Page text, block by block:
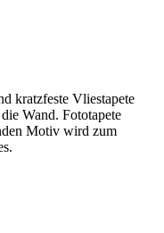
kratzfeste Vliestapete
Wand. Fototapete
Motiv wird zum